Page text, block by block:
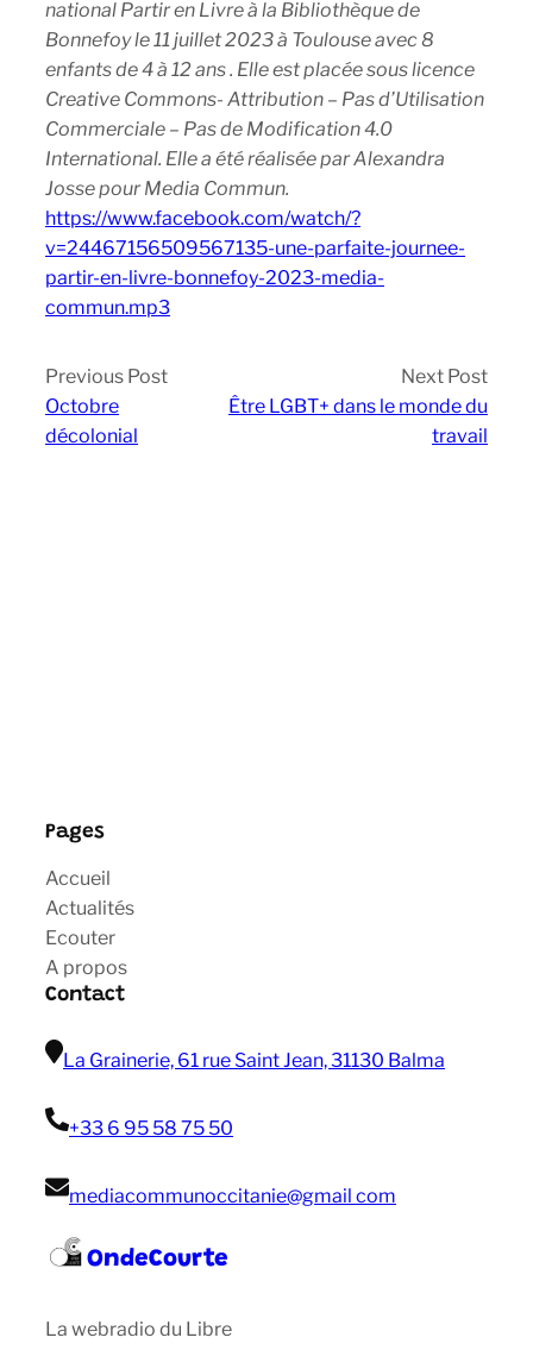
national Partir en Livre à la Bibliothèque de
Bonnefoy le 11 juillet 2023 à Toulouse avec 8
enfants de 4 à 12 ans . Elle est placée sous licence
Creative Commons- Attribution – Pas d’Utilisation
Commerciale – Pas de Modification 4.0
International. Elle a été réalisée par Alexandra
Josse pour Media Commun.
https://www.facebook.com/watch/?
v=24467156509567135-une-parfaite-journee-
partir-en-livre-bonnefoy-2023-media-
commun.mp3
Previous Post
Octobre
décolonial
Next Post
Être LGBT+ dans le monde du
travail
Pages
Accueil
Actualités
Ecouter
A propos
Contact
La Grainerie, 61 rue Saint Jean, 31130 Balma
+33 6 95 58 75 50
mediacommunoccitanie@gmail com
OndeCourte
La webradio du Libre